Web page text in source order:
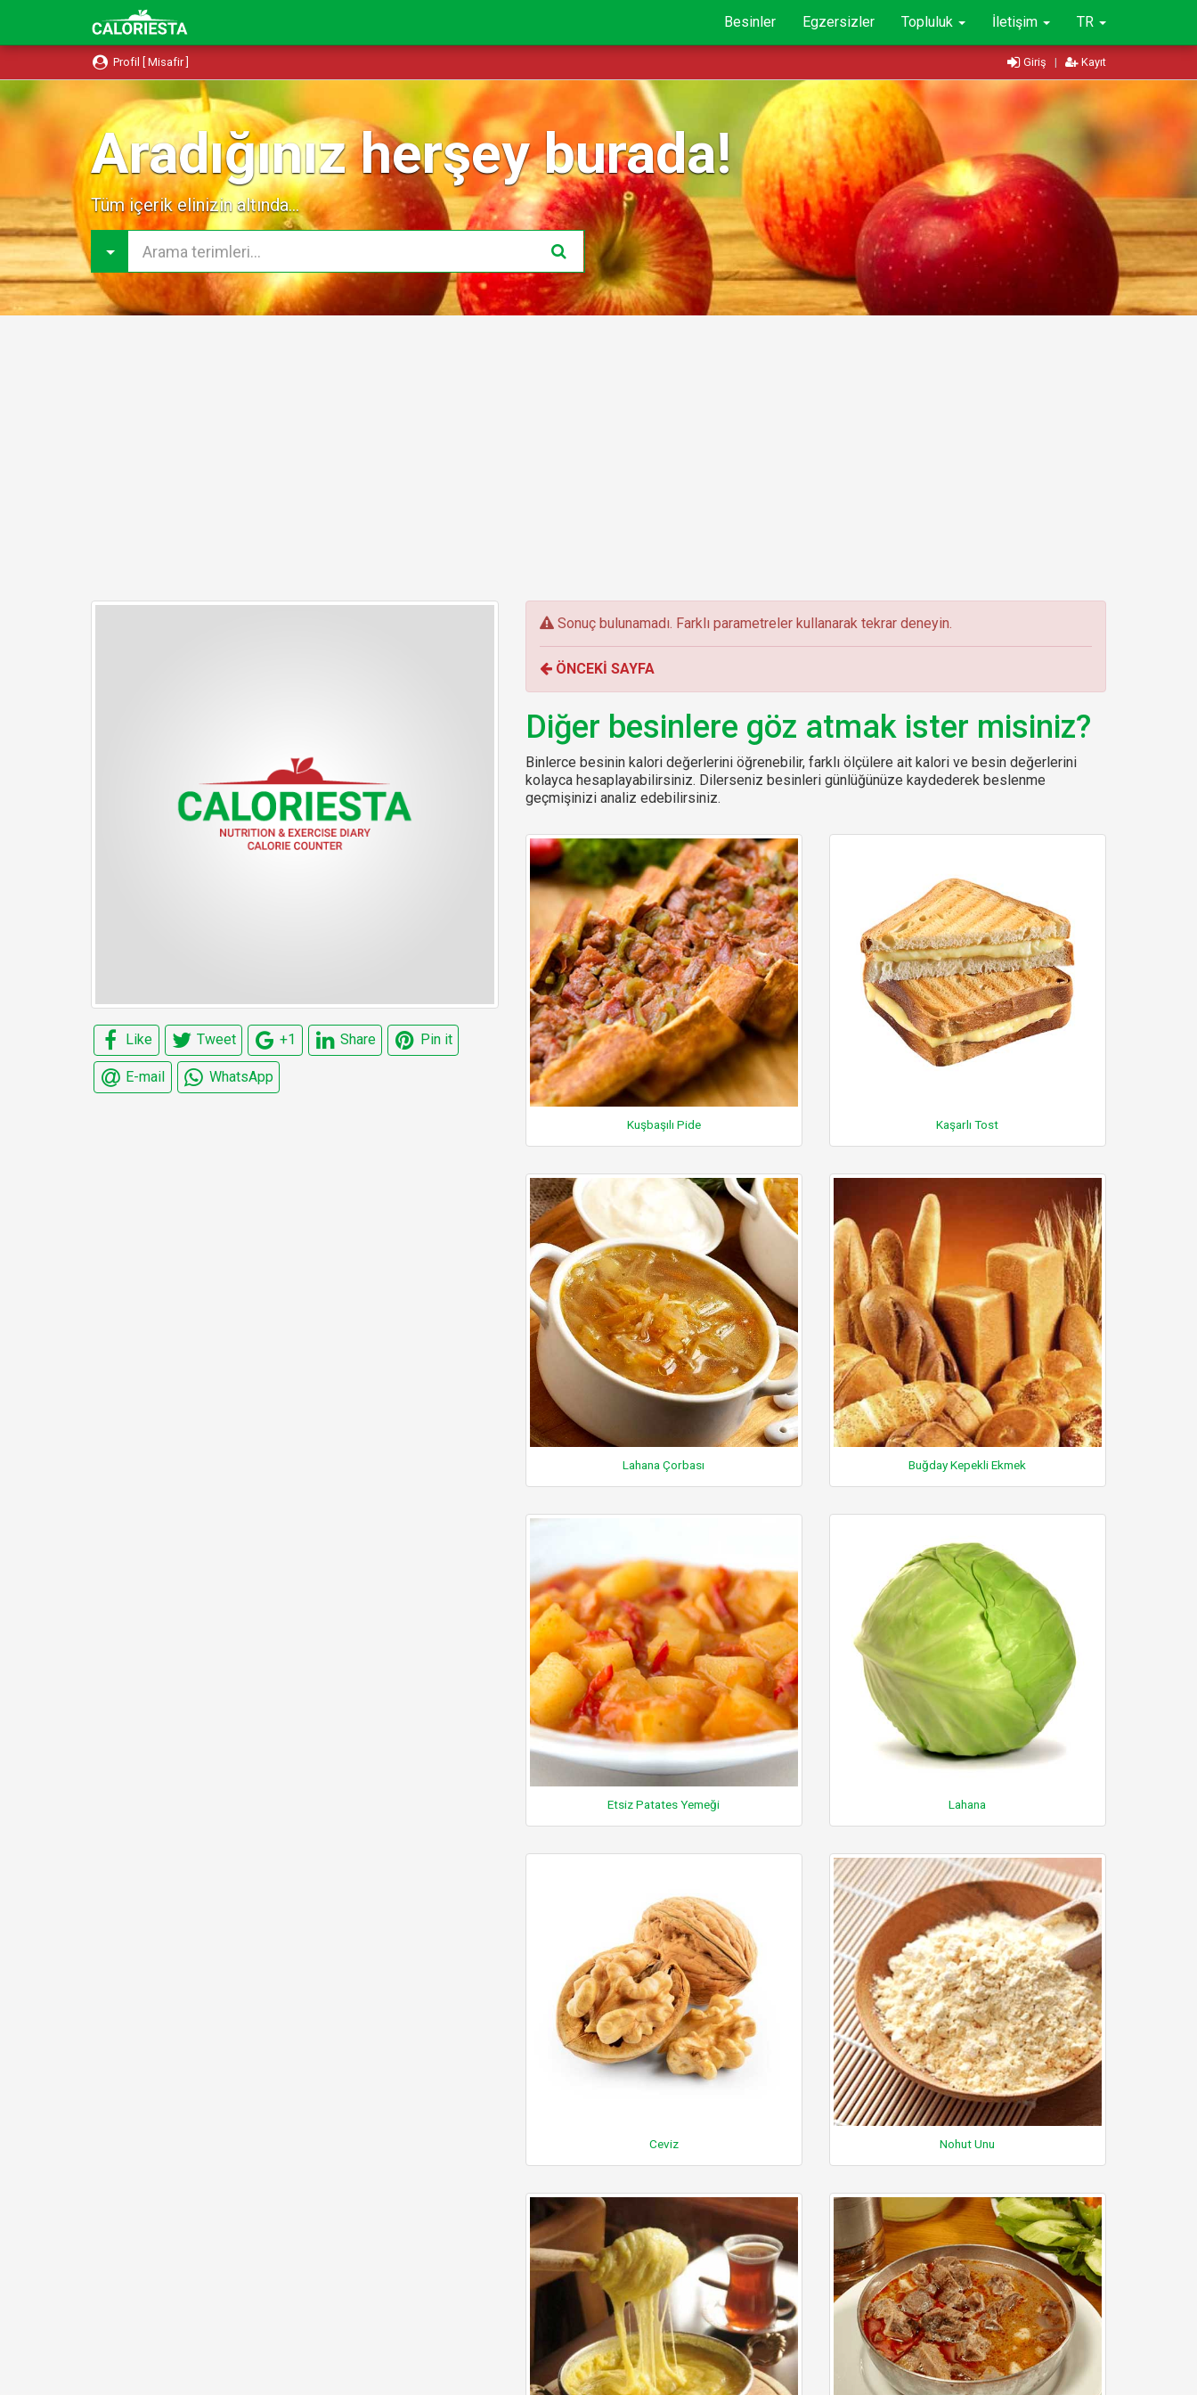
Besinler Egzersizler Topluluk İletişim TR
Profil [ Misafir ] Giriş | Kayıt
Aradığınız herşey burada!
Tüm içerik elinizin altında...
Like Tweet +1 Share Pin it
E-mail WhatsApp
E
r
o
r
:
Sonuç bulunamadı. Farklı parametreler kullanarak tekrar deneyin.
ÖNCEKİ SAYFA
Diğer besinlere göz atmak ister misiniz?
Binlerce besinin kalori değerlerini öğrenebilir, farklı ölçülere ait kalori ve besin değerlerini
kolayca hesaplayabilirsiniz. Dilerseniz besinleri günlüğünüze kaydederek beslenme
geçmişinizi analiz edebilirsiniz.
Kuşbaşılı Pide Kaşarlı Tost
Lahana Çorbası Buğday Kepekli Ekmek
Etsiz Patates Yemeği Lahana
Ceviz Nohut Unu